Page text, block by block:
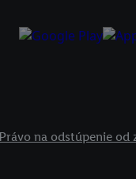
na odstúpenie od